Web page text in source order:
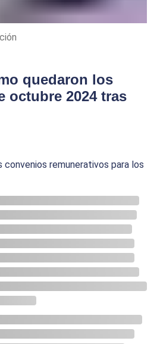
quedaron los
octubre 2024 tras
convenios remunerativos para los